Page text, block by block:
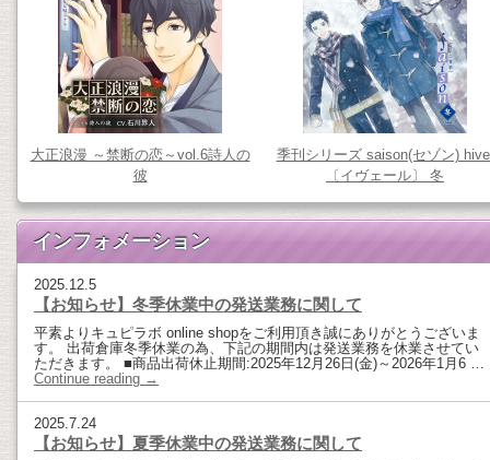
大正浪漫 ～禁断の恋～vol.6詩人の
彼
季刊シリーズ saison(セゾン)
〔イヴェール〕 冬
インフォメーション
2025.12.5
【お知らせ】冬季休業中の発送業務に関して
平素よりキュピラボ online shopをご利用頂き誠にありがとうございま
す。 出荷倉庫冬季休業の為、下記の期間内は発送業務を休業させてい
ただきます。 ■商品出荷休止期間:2025年12月26日(金)～2026年1月6 …
Continue reading →
2025.7.24
【お知らせ】夏季休業中の発送業務に関して